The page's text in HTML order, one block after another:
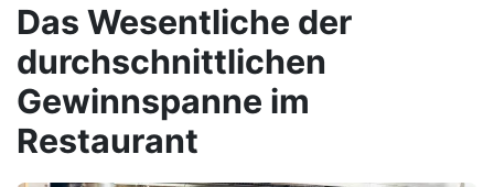
Das Wesentliche der
durchschnittlichen
Gewinnspanne im
Restaurant